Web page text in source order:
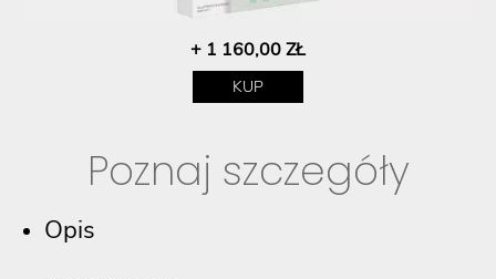
+ 1 160,00 ZŁ
KUP
Poznaj szczegóły
Opis